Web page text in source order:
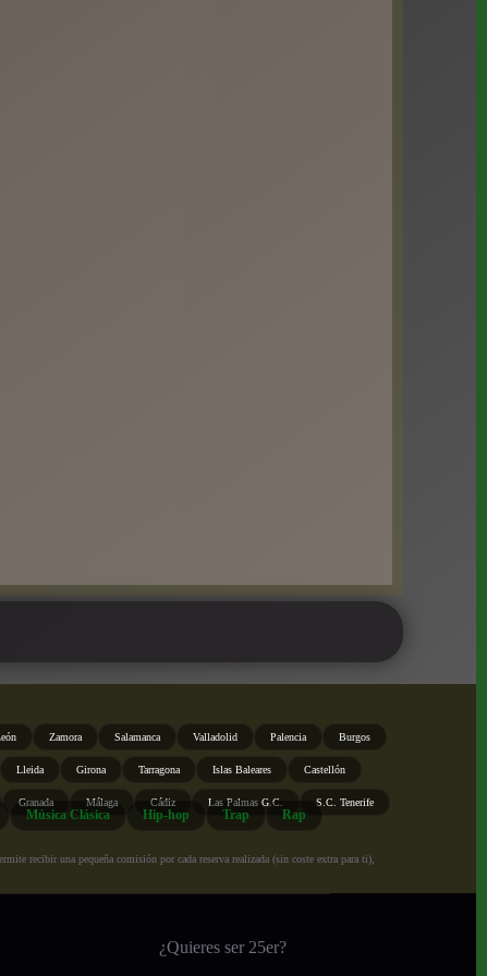
Zamora Salamanca Valladolid Palencia Burgos
Lleida Girona Tarragona Islas Baleares Castellón
Granada Málaga Cádiz Las Palmas G.C. S.C. Tenerife
Música Clásica Hip-hop Trap Rap
recibir una pequeña comisión por cada reserva realizada (sin coste extra para ti),
¿Quieres ser 25er?